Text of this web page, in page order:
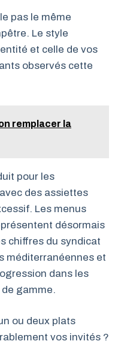
pas le même
Le style
et celle de vos
observés cette
remplacer la
pour les
des assiettes
Les menus
désormais
chiffres du syndicat
méditerranéennes et
dans les
gamme.
ou deux plats
vos invités ?